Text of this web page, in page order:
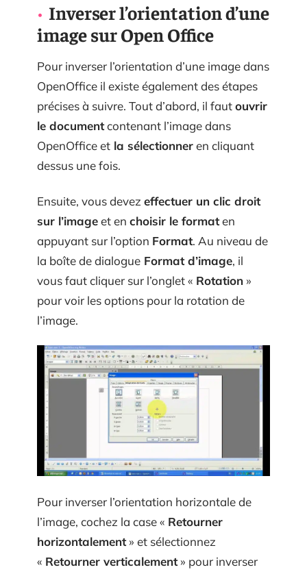
Inverser l’orientation d’une
image sur Open Office
Pour inverser l’orientation d’une image dans
OpenOffice il existe également des étapes
précises à suivre. Tout d’abord, il fautouvrir
le documentcontenant l’image dans
OpenOffice et la sélectionneren cliquant
dessus une fois.
Ensuite, vous devez effectuer un clic droit
sur l’imageet en choisir le formaten
appuyant sur l’option Format. Au niveau de
la boîte de dialogue Format d’image, il
vous faut cliquer sur l’onglet « Rotation »
pour voir les options pour la rotation de
l’image.
Pour inverser l’orientation horizontale de
l’image, cochez la case « Retourner
horizontalement» et sélectionnez
« Retourner verticalement» pour inverser